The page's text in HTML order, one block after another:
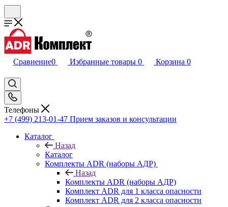
Сравнение0 Избранные товары 0 Корзина 0
Телефоны
+7 (499) 213-01-47 Прием заказов и консультации
Каталог
Назад
Каталог
Комплекты ADR (наборы АДР)
Назад
Комплекты ADR (наборы АДР)
Комплект ADR для 1 класса опасности
Комплект ADR для 2 класса опасности